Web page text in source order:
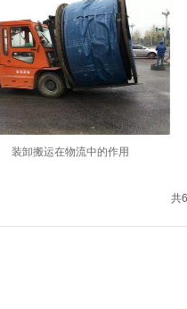
装卸搬运在物流中的作用
共